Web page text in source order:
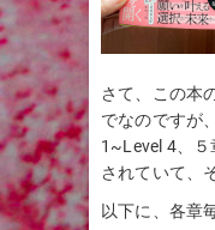
さて、この本
でなのですが
1~Level 4、
されていて、
以下に、各章